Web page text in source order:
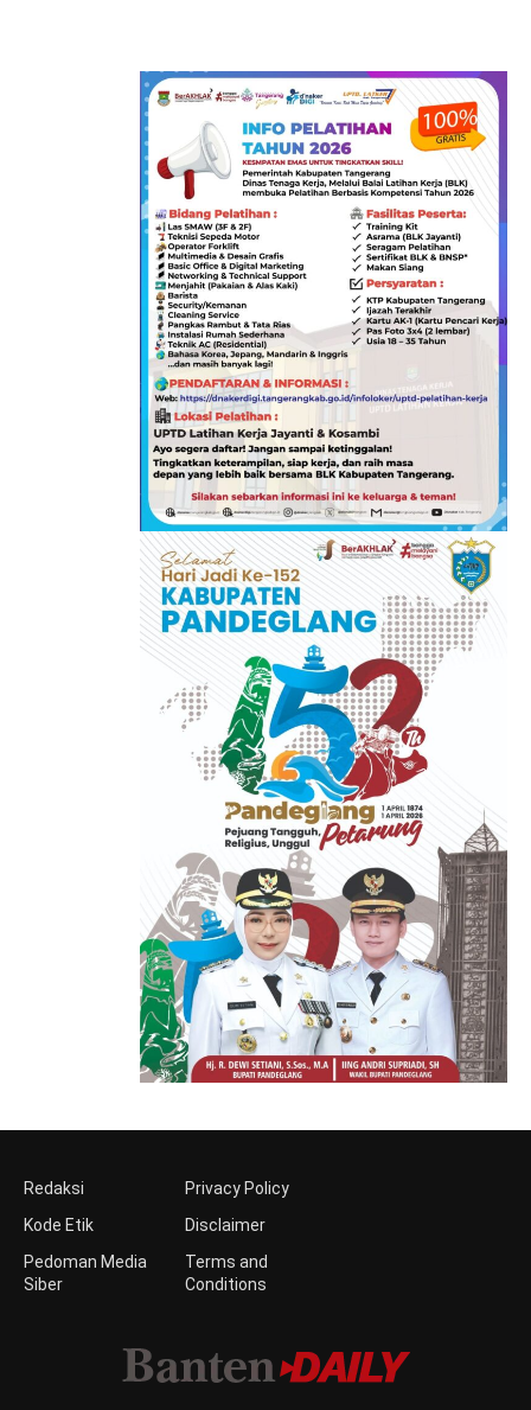
Redaksi
Kode Etik
Pedoman Media
Siber
Privacy Policy
Disclaimer
Terms and
Conditions